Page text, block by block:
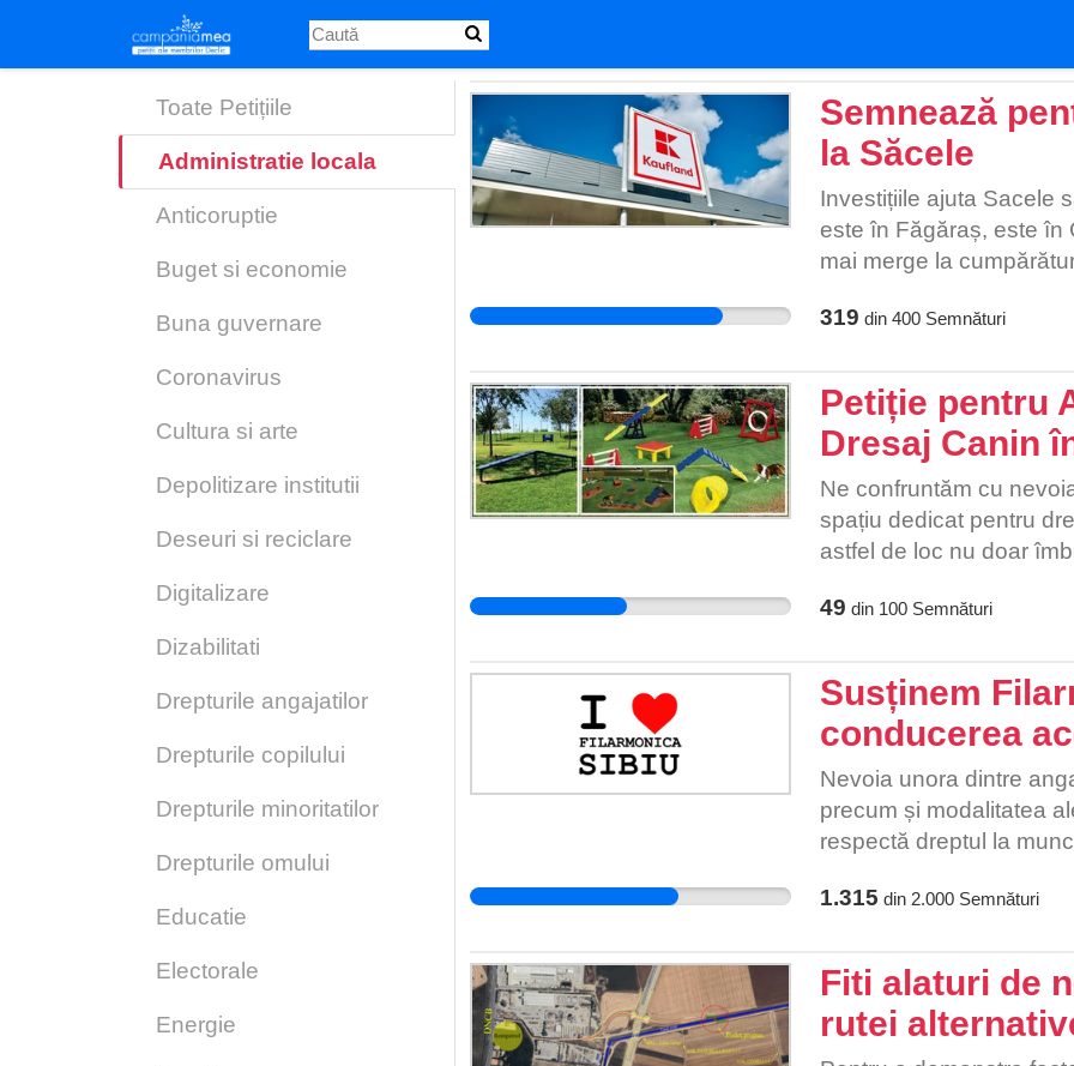
main
Toate Petițiile
Administratie locala
Anticoruptie
Buget si economie
Buna guvernare
Coronavirus
Cultura si arte
Depolitizare institutii
Deseuri si reciclare
Digitalizare
Dizabilitati
Drepturile angajatilor
Drepturile copilului
Drepturile minoritatilor
Drepturile omului
Educatie
Electorale
Energie
Semnează
la Săcele
Investițiile ajuta Sacele
este în Făgăraș, este în
mai merge la
319 din 400Semnături
Petiție pentru
Dresaj Canin
Ne confruntăm cu
spațiu dedicat pentru
astfel de loc nu doar
noastră.Dacă aveți
pe Facebook UrbanDog
contribuția
comunitatea noastră și
companie. Cu stima
49 din 100Semnături
Susținem
conducerea
Nevoia unora dintre
precum și modalitatea
respectă dreptul la
Filarmonica de Stat
mod ilegal. Instituțiile de
1.315 din 2.000Semnături
Fiti alaturi de
rutei